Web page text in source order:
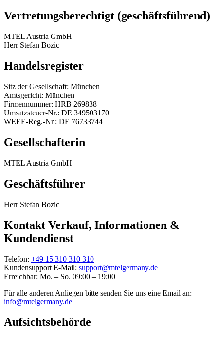
Vertretungsberechtigt (geschäftsführend)
MTEL Austria GmbH
Herr Stefan Bozic
Handelsregister
Sitz der Gesellschaft: München
Amtsgericht: München
Firmennummer: HRB 269838
Umsatzsteuer-Nr.: DE 349503170
WEEE-Reg.-Nr.: DE 76733744
Gesellschafterin
MTEL Austria GmbH
Geschäftsführer
Herr Stefan Bozic
Kontakt Verkauf, Informationen &
Kundendienst
Telefon: +49 15 310 310 310
Kundensupport E-Mail: support@mtelgermany.de
Erreichbar: Mo. – So. 09:00 – 19:00
Für alle anderen Anliegen bitte senden Sie uns eine Email an:
info@mtelgermany.de
Aufsichtsbehörde